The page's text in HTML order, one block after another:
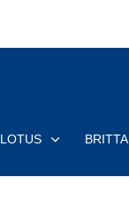
LOTUS